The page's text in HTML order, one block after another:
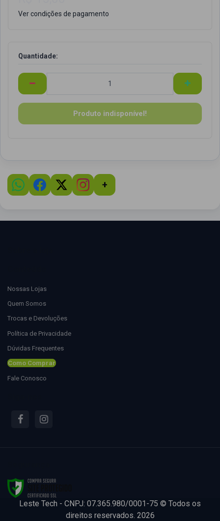
Ver condições de pagamento
Quantidade:
Produto indisponível!
+
Nossas Lojas
Quem Somos
Trocas e Devoluções
Política de Privacidade
Dúvidas Frequentes
Como Comprar
Fale Conosco
Leste Tech - CNPJ: 07.365.980/0001-75 © Todos os
direitos reservados. 2026